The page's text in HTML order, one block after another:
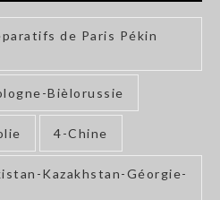
de Paris Pékin
Bièlorussie
4-Chine
Kazakhstan-Géorgie-